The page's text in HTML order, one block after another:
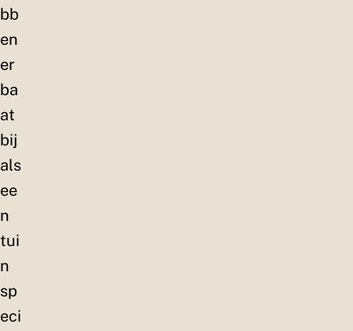
bb
en
er
ba
at
bij
als
ee
n
tui
n
sp
eci